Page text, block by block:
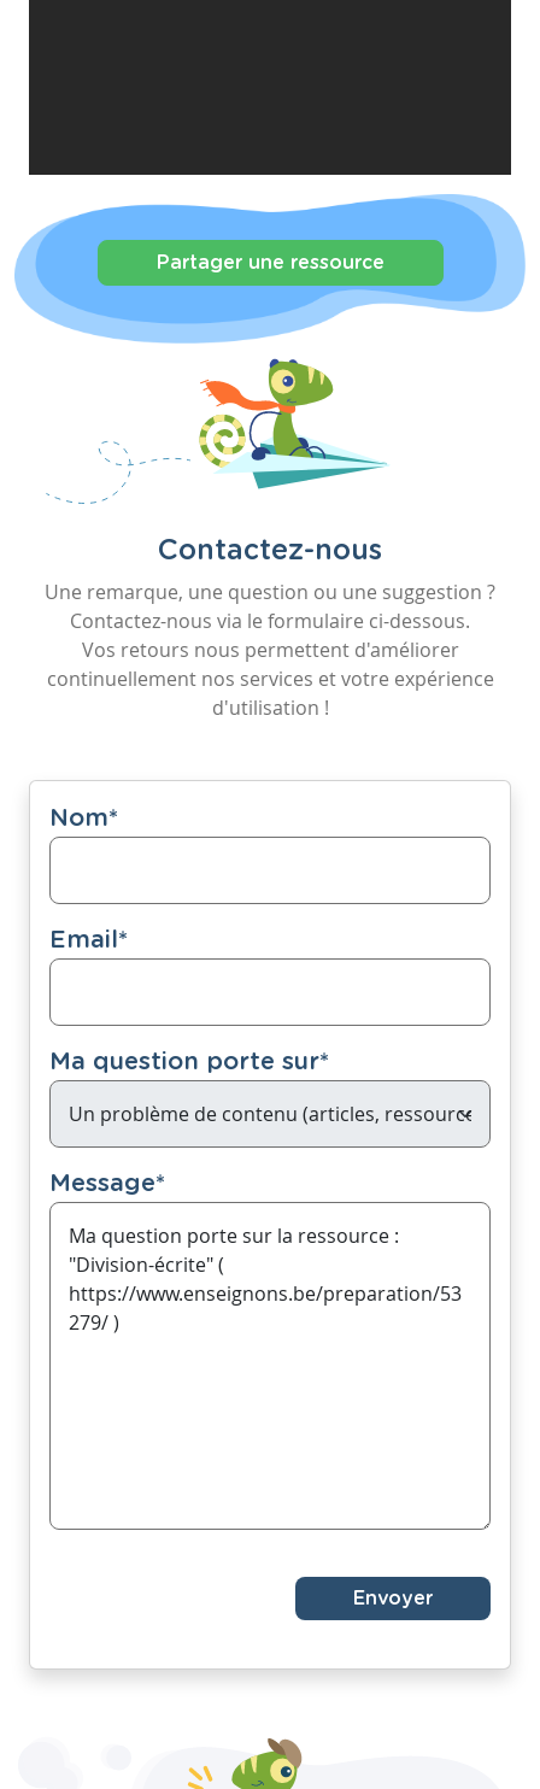
Partager une ressource
Contactez-nous
Une remarque, une question ou une suggestion ?
Contactez-nous via le formulaire ci-dessous.
Vos retours nous permettent d'améliorer
continuellement nos services et votre expérience
d'utilisation !
Nom*
Email*
Ma question porte sur*
Message*
Envoyer